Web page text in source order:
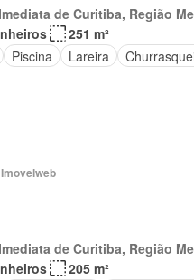
de Curitiba, Região
251 m²
Piscina Lareira
de Curitiba, Região
205 m²